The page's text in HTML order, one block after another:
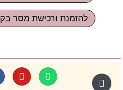
להזמנת ורכישת מסר